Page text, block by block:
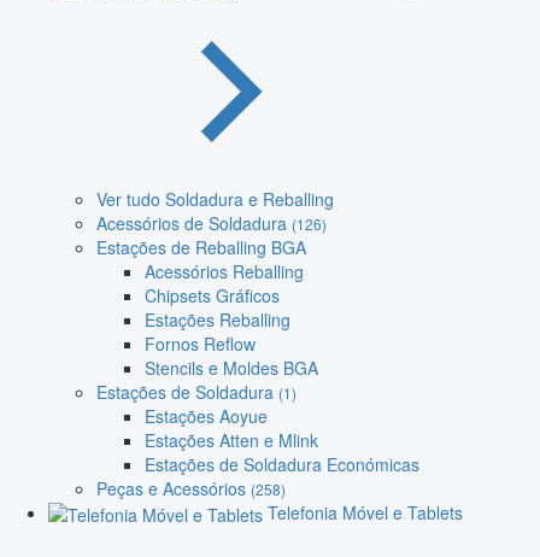
Ver tudo Soldadura e Reballing
Acessórios de Soldadura (126)
Estações de Reballing BGA
Acessórios Reballing
Chipsets Gráficos
Estações Reballing
Fornos Reflow
Stencils e Moldes BGA
Estações de Soldadura (1)
Estações Aoyue
Estações Atten e Mlink
Estações de Soldadura Económicas
Peças e Acessórios (258)
Telefonia Móvel e Tablets